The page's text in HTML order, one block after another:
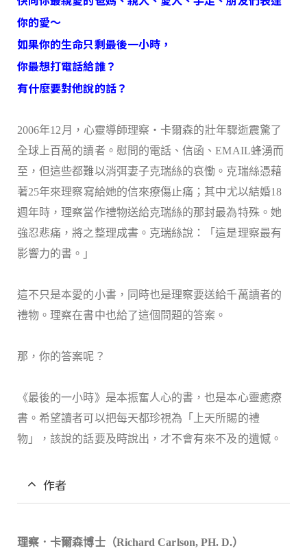
你的愛～
如果你的生命只剩最後一小時，
你最想打電話給誰？
有什麼要對他說的話？
2006年12月，心靈導師理察‧卡爾森的壯年驟逝震驚了
全球上百萬的讀者。慰問的電話、信函、EMAIL蜂湧而
至，但這些都難以消弭妻子克瑞絲的哀慟。克瑞絲憑藉
著25年來理察寫給她的信來療傷止痛；其中尤以結婚18
週年時，理察當作禮物送給克瑞絲的那封最為特殊。她
強忍悲痛，將之整理成書。克瑞絲說：「這是理察最有
影響力的書。」
這不只是本愛的小書，同時也是理察要送給千萬讀者的
禮物。理察在書中也給了這個問題的答案。
那，你的答案呢？
《最後的一小時》是本振奮人心的書，也是本心靈癒療
書。希望讀者可以把每天都珍視為「上天所賜的禮
物」，該說的話要及時說出，才不會有來不及的遺憾。
作者
理察．卡爾森博士（Richard Carlson, PH. D.）